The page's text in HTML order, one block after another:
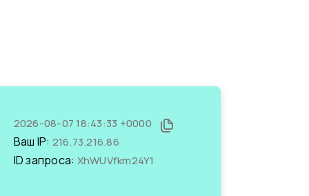
2026-08-07 18:43:33 +0000
Ваш IP: 216.73.216.86
ID запроса: XhWUVfkm24Y1